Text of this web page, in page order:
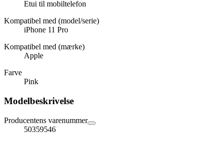
Etui til mobiltelefon
Kompatibel med (model/serie)
iPhone 11 Pro
Kompatibel med (mærke)
Apple
Farve
Pink
Modelbeskrivelse
Producentens varenummer
50359546